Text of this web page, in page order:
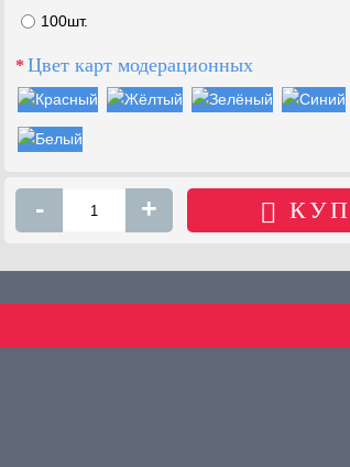
100шт.
Цвет карт модерационных
- +